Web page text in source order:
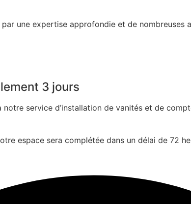
une expertise approfondie et de nombreuses
3 jours
service d’installation de vanités et de
espace sera complétée dans un délai de 72